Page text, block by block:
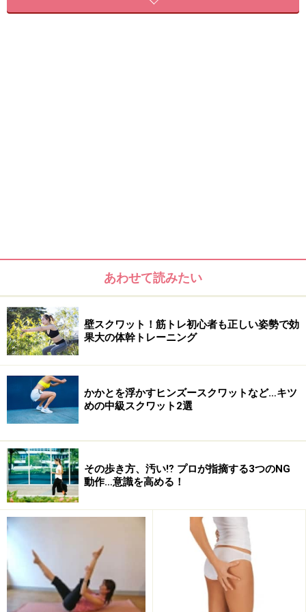
以下をチェックしてみましょう。
月後には太ももの隙間がなくなってしまうかも……!! 早速
改善してスッキリとした太ももになりましょう。実はこ
の4つのクセには内ももをぷよぷよにする共通点がある
のです。 クセを続けるとどうなるか解説します。
＜目次＞
太ももに隙間ができないのは、脚の外側の筋肉を使っている
内ももに隙間を作るカギは「内転筋」
道具も器具もいらないエクササイズで内ももを引き締める
あわせて読みたい
壁スクワット！筋トレ初心者も正しい姿勢で効
果大の体幹トレーニング
かかとを浮かすヒンズースクワットなど…キツ
めの中級スクワット2選
その歩き方、汚い⁉ プロが指摘する3つのNG
動作…意識を高める！